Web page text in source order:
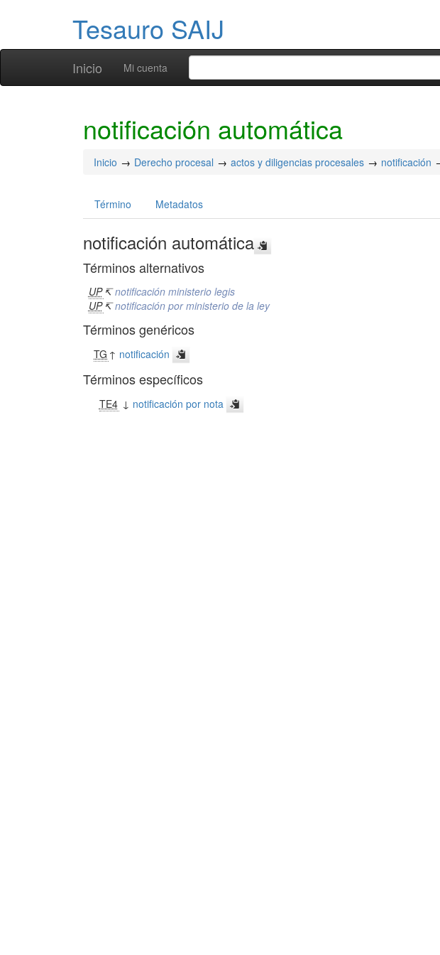
Tesauro SAIJ
Inicio Mi cuenta
notificación automática
Inicio Derecho procesal actos y diligencias procesales notificación
Término Metadatos
notificación automática
Términos alternativos
UP ↸notificación ministerio legis
UP ↸notificación por ministerio de la ley
Términos genéricos
TG ↑ notificación
Términos específicos
TE4 ↓ notificación por nota